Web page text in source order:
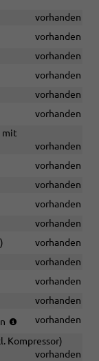
vorhanden
vorhanden
vorhanden
vorhanden
vorhanden
vorhanden
mit
vorhanden
vorhanden
vorhanden
vorhanden
vorhanden
vorhanden
vorhanden
vorhanden
vorhanden
(Bereifung
R16)
vorhanden
Kompressor)
vorhanden